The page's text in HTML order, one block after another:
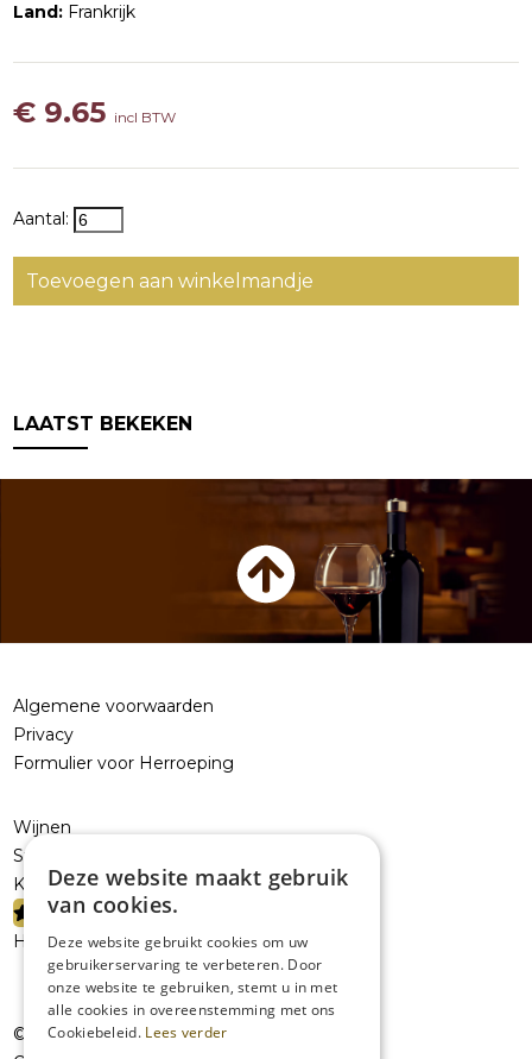
Land: Frankrijk
€ 9.65 incl BTW
Aantal:
Toevoegen aan winkelmandje
LAATST BEKEKEN
Algemene voorwaarden
Privacy
Formulier voor Herroeping
Wijnen
Sterke dranken
Kelderresten
PROMOTIES
Handelaars
© JolieVOF
Deze website maakt gebruik
van cookies.
Deze website gebruikt cookies om uw
gebruikerservaring te verbeteren. Door
onze website te gebruiken, stemt u in met
alle cookies in overeenstemming met ons
Cookiebeleid. Lees verder